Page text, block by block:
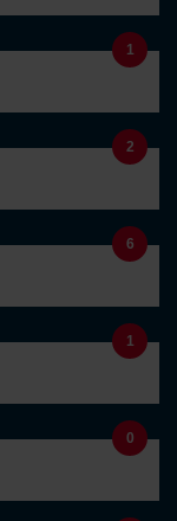
1
2
6
1
0